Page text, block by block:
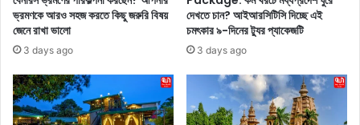
নে
শা
ড়ি
সা
থে
বো
ভ্রমণকে আরও সহজ করতে কিছু জরুরি বিষয়
জেনে রাখা ভালো
3 days ago
দেখতে চান? আইআরসিটিসি দিচ্ছে এই
চমৎকার ৯-দিনের ট্যুর প্যাকেজটি
3 days ago